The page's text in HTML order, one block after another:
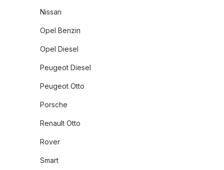
Nissan
Opel Benzin
Opel Diesel
Peugeot Diesel
Peugeot Otto
Porsche
Renault Otto
Rover
Smart